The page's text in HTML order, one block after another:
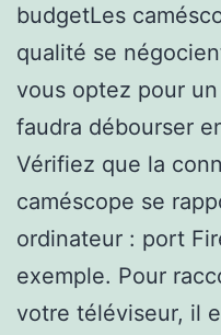
budgetLes
qualité se
vous optez pour
faudra débourser
Vérifiez que la
caméscope se
ordinateur : port
exemple. Pour
votre téléviseur, il